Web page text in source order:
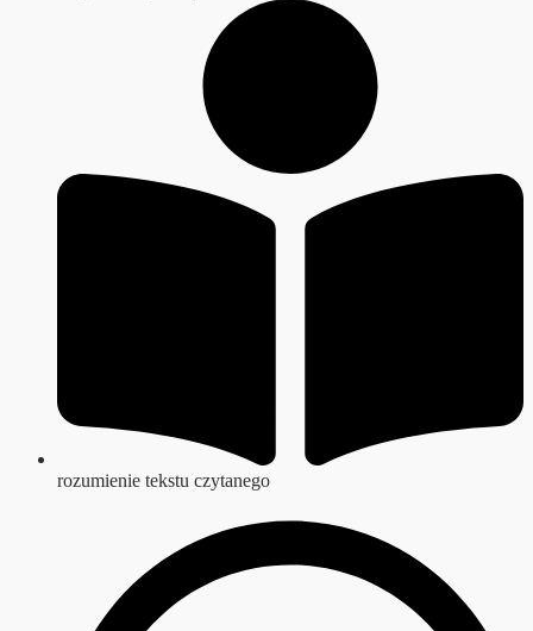
rozumienie tekstu czytanego